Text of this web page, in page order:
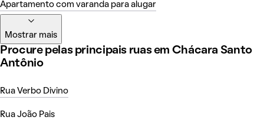
Apartamento com varanda para alugar
Mostrar mais
Procure pelas principais ruas em Chácara Santo
Antônio
Rua Verbo Divino
Rua João Pais